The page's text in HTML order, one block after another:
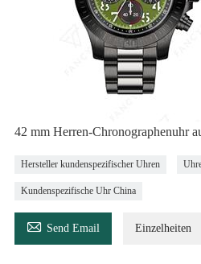
42 mm Herren-Chronographenuhr
Hersteller kundenspezifischer Uhren
Kundenspezifische Uhr China
 Send Email Einzelheiten